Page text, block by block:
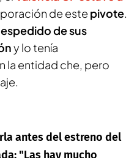
de este pivote.
de sus
y lo tenía
la entidad che, pero
antes del estreno del
"Las hay mucho